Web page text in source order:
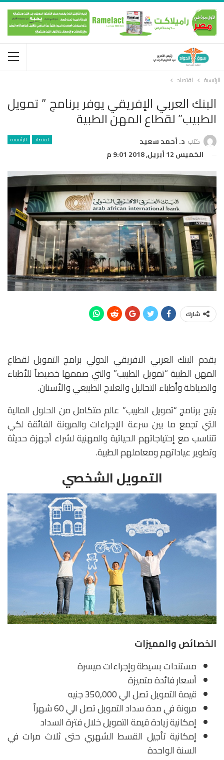
الرئيسية اقتصاد
البنك العربي الإفريقي يوفر برنامج ” تمويل
الطبيب” لقطاع المهن الطبية
اقتصاد الرئيسية كتب د. أحمد سعيد
الخميس 12 أبريل, 2018 9:01 م
شارك
يقدم البنك العربي الافريقي الدولي برامج التمويل لقطاع
المهن الطبية “تمويل الطبيب” والتي صممها خصيصاً للأطباء
والصيادلة وأطباء التحاليل والعلاج الطبيعي والأسنان.
يتيح برنامج “تمويل الطبيب” عالم متكامل من الحلول المالية
التي تجمع ما بين سرعة الإجراءات والمرونة الفائقة لكي
تتناسب مع إحتياجاتهم الحياتية والمهنية لشراء أجهزة حديثة
وتطوير عياداتهم ومعاملهم الطبية.
التمويل الشخصي
الخصائص والمميزات
مستندات بسيطة وإجراءات ميسرة
أسعار فائدة متميزة
قيمة التمويل تصل الي 350,000 جنيه
مرونة في مدة سداد التمويل تصل الي 60 شهراً
إمكانية زيادة قيمة التمويل خلال فترة السداد
إمكانية تأجيل القسط الشهري حتى ثلاث مرات في
السنة الواحدة